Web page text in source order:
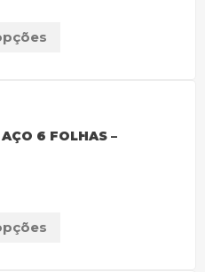
6 FOLHAS –